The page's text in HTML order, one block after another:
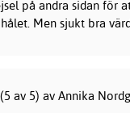
på andra sidan för
Men sjukt bra
(5 av 5) av Annika